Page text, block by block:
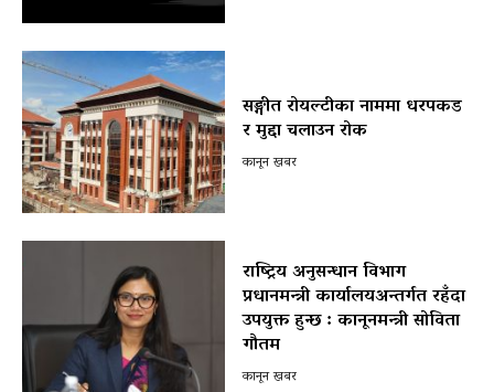
सङ्गीत रोयल्टीका नाममा धरपकड
र मुद्दा चलाउन रोक
कानून खबर
राष्ट्रिय अनुसन्धान विभाग
प्रधानमन्त्री कार्यालयअन्तर्गत रहँदा
उपयुक्त हुन्छ : कानूनमन्त्री सोविता
गौतम
कानून खबर